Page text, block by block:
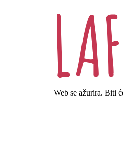
Web se ažurira. Biti